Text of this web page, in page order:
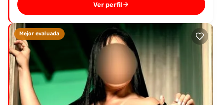
Ver perfil
Mejor evaluada